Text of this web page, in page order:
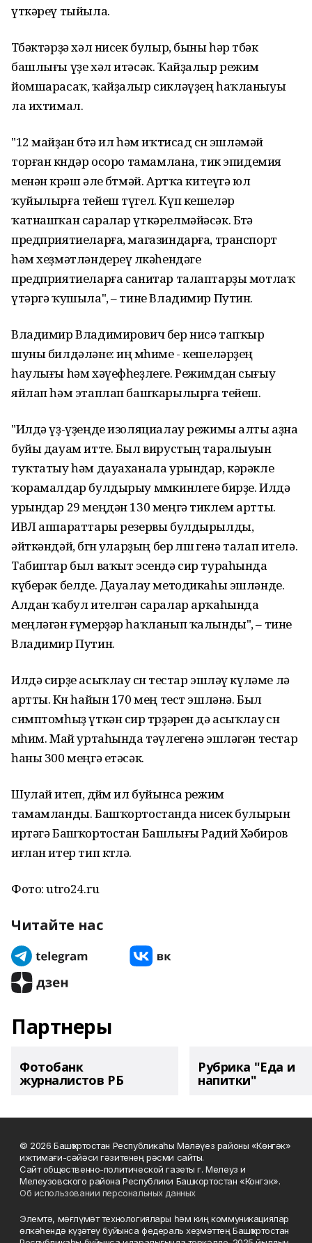
үткәреү тыйыла.
Төбәктәрҙә хәл нисек булыр, быны һәр төбәк
башлығы үҙе хәл итәсәк. Ҡайҙалыр режим
йомшарасаҡ, ҡайҙалыр сикләүҙең һаҡланыуы
ла ихтимал.
"12 майҙан бөтә ил һәм иҡтисад өсөн эшләмәй
торған көндәр осоро тамамлана, тик эпидемия
менән көрәш әле бөтмәй. Артҡа китеүгә юл
ҡуйылырға тейеш түгел. Күп кешеләр
ҡатнашҡан саралар үткәрелмәйәсәк. Бөтә
предприятиеларға, магазиндарға, транспорт
һәм хеҙмәтләндереү өлкәһендәге
предприятиеларға санитар талаптарҙы мотлаҡ
үтәргә ҡушыла", – тине Владимир Путин.
Владимир Владимирович бер нисә тапҡыр
шуны билдәләне: иң мөһиме - кешеләрҙең
һаулығы һәм хәүефһеҙлеге. Режимдан сығыу
яйлап һәм этаплап башҡарылырға тейеш.
"Илдә үҙ-үҙеңде изоляциалау режимы алты аҙна
буйы дауам итте. Был вирустың таралыуын
туҡтатыу һәм дауаханала урындар, кәрәкле
ҡорамалдар булдырыу мөмкинлеге бирҙе. Илдә
урындар 29 меңдән 130 меңгә тиклем артты.
ИВЛ аппараттары резервы булдырылды,
әйткәндәй, бөгөн уларҙың бер өлөшө генә талап ителә.
Табиптар был ваҡыт эсендә сир тураһында
күберәк белде. Дауалау методикаһы эшләнде.
Алдан ҡабул ителгән саралар арҡаһында
меңләгән ғүмерҙәр һаҡланып ҡалынды", – тине
Владимир Путин.
Илдә сирҙе асыҡлау өсөн тестар эшләү күләме лә
артты. Көн һайын 170 мең тест эшләнә. Был
симптомһыҙ үткән сир төрҙәрен дә асыҡлау өсөн
мөһим. Май уртаһында тәүлегенә эшләгән тестар
һаны 300 меңгә етәсәк.
Шулай итеп, дөйөм ил буйынса режим
тамамланды. Башҡортостанда нисек булырын
иртәгә Башҡортостан Башлығы Радий Хәбиров
иғлан итер тип көтөлә.
Фото: utro24.ru
Читайте нас
Партнеры
Фотобанк
журналистов РБ
Рубрика "Еда и
напитки"
© 2026 Башҡортостан Республикаһы Мәләүез районы «Көнгәк»
ижтимағи-сәйәси гәзитенең рәсми сайты.
Сайт общественно-политической газеты г. Мелеуз и
Мелеузовского района Республики Башкортостан «Конгэк».
Об использовании персональных данных
Элемтә, мәғлүмәт технологиялары һәм киң коммуникациялар
өлкәһендә күҙәтеү буйынса федераль хеҙмәттең Башҡортостан